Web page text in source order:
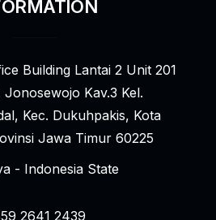
Building Lantai 2 Unit 201
Kav.3 Kel.
Kec. Dukuhpakis, Kota
Jawa Timur 60225
- Indonesia State
2641 2439